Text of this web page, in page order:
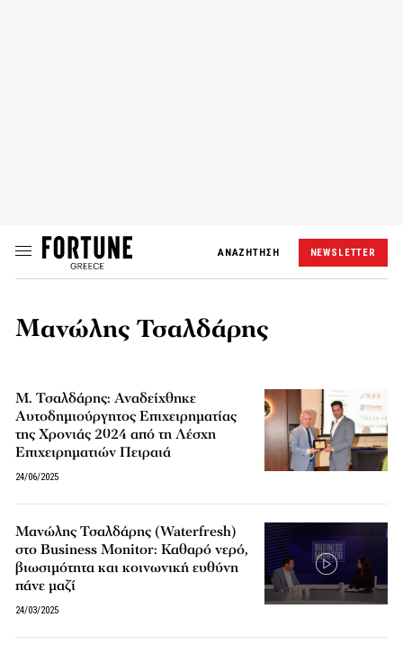
ΑΝΑΖΗΤΗΣΗ NEWSLETTER
Μανώλης Τσαλδάρης
Μ. Τσαλδάρης: Αναδείχθηκε
Αυτοδημιούργητος Επιχειρηματίας
της Χρονιάς 2024 από τη Λέσχη
Επιχειρηματιών Πειραιά
24/06/2025
Μανώλης Τσαλδάρης (Waterfresh)
στο Business Monitor: Καθαρό νερό,
βιωσιμότητα και κοινωνική ευθύνη
πάνε μαζί
24/03/2025